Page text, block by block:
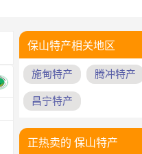
保山特产相关地区
施甸特产 腾冲特产
昌宁特产
正热卖的 保山特产